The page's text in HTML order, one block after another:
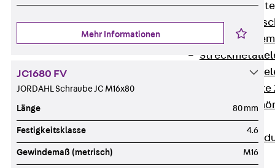
Zurück
Verbindung
Mehr Informationen
JC1680 FV
JORDAHL Schraube JC M16x80
Länge 80 mm
Festigkeitsklasse 4.6
Gewindemaß (metrisch) M16